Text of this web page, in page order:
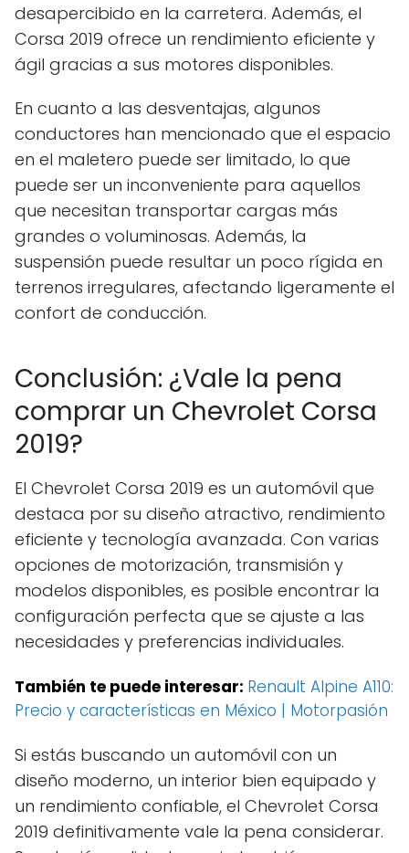
desapercibido en la carretera. Además, el
Corsa 2019 ofrece un rendimiento eficiente y
ágil gracias a sus motores disponibles.
En cuanto a las desventajas, algunos
conductores han mencionado que el espacio
en el maletero puede ser limitado, lo que
puede ser un inconveniente para aquellos
que necesitan transportar cargas más
grandes o voluminosas. Además, la
suspensión puede resultar un poco rígida en
terrenos irregulares, afectando ligeramente el
confort de conducción.
Conclusión: ¿Vale la pena
comprar un Chevrolet Corsa
2019?
El Chevrolet Corsa 2019 es un automóvil que
destaca por su diseño atractivo, rendimiento
eficiente y tecnología avanzada. Con varias
opciones de motorización, transmisión y
modelos disponibles, es posible encontrar la
configuración perfecta que se ajuste a las
necesidades y preferencias individuales.
También te puede interesar: Renault Alpine A110:
Precio y características en México | Motorpasión
Si estás buscando un automóvil con un
diseño moderno, un interior bien equipado y
un rendimiento confiable, el Chevrolet Corsa
2019 definitivamente vale la pena considerar.